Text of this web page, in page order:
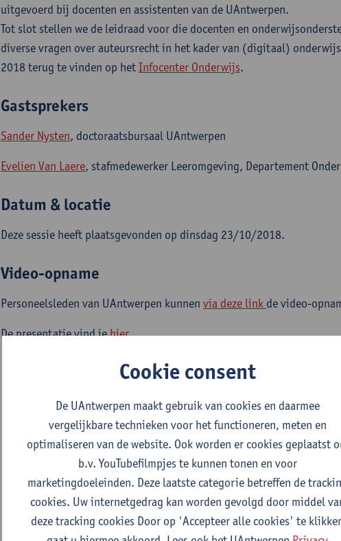
uitgevoerd bij docenten en assistenten van de UAntwerpen.
Tot slot stellen we de leidraad voor die docenten en
diverse vragen over auteursrecht in het kader van (digitaal)
2018 terug te vinden op hetInfocenter Onderwijs.
Gastsprekers
Sander Nysten, doctoraatsbursaal UAntwerpen
Evelien Van Laere, stafmedewerker Leeromgeving, Departement
Datum & locatie
Deze sessie heeft plaatsgevonden op dinsdag 23/10/2018.
Video-opname
Personeelsleden van UAntwerpen kunnen via deze link de video-
De presentatie vind jehier.
Cookie consent
De UAntwerpen maakt gebruik van cookies en daarmee
vergelijkbare technieken voor het functioneren, meten en
optimaliseren van de website. Ook worden er cookies geplaatst
b.v. YouTubefilmpjes te kunnen tonen en voor
marketingdoeleinden. Deze laatste categorie betreffen de
cookies. Uw internetgedrag kan worden gevolgd door middel
deze tracking cookies Door op 'Accepteer alle cookies' te